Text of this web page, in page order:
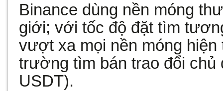
Binance dùng nền móng
giới; với tốc độ đặt tìm
vượt xa mọi nền móng
trường tìm bán trao đổi chủ
USDT).